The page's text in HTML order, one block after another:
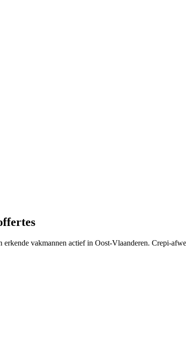
erkende vakmannen actief in Oost-Vlaanderen. Crepi-